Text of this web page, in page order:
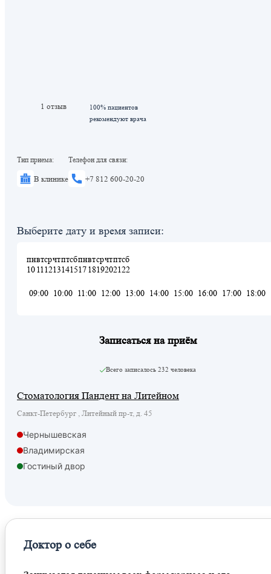
1 отзыв
100% пациентов
рекомендуют врача
Тип приема:
В клинике
Телефон для связи:
+7 812 600-20-20
Выберите дату и время записи:
пн
10
вт
11
ср
12
чт
13
пт
14
сб
15
пн
17
вт
18
ср
19
чт
20
пт
21
сб
22
09:00 10:00 11:00 12:00 13:00 14:00 15:00 16:00 17:00 18:00
Записаться на приём
Всего записалось 232 человека
Стоматология Пандент на Литейном
Санкт-Петербург , Литейный пр-т, д. 45
Чернышевская
Владимирская
Гостиный двор
Доктор о себе